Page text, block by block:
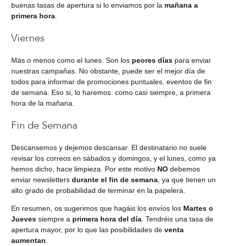
buenas tasas de apertura si lo enviamos por la mañana a
primera hora
Viernes
Más o menos como el lunes. Son los peores días para enviar
nuestras campañas. No obstante, puede ser el mejor día de
todos para informar de promociones puntuales, eventos de fin
de semana. Eso si, lo haremos. como casi siempre, a primera
hora de la mañana.
Fin de Semana
Descansemos y dejemos descansar. El destinatario no suele
revisar los correos en sábados y domingos, y el lunes, como ya
hemos dicho, hace limpieza. Por este motivo NO debemos
enviar newsletters durante el fin de semana , ya que tienen un
alto grado de probabilidad de terminar en la papelera.
En resumen, os sugerimos que hagáis los envíos los Martes o
Jueves siempre a primera hora del día . Tendréis una tasa de
apertura mayor, por lo que las posibilidades de venta
aumentan